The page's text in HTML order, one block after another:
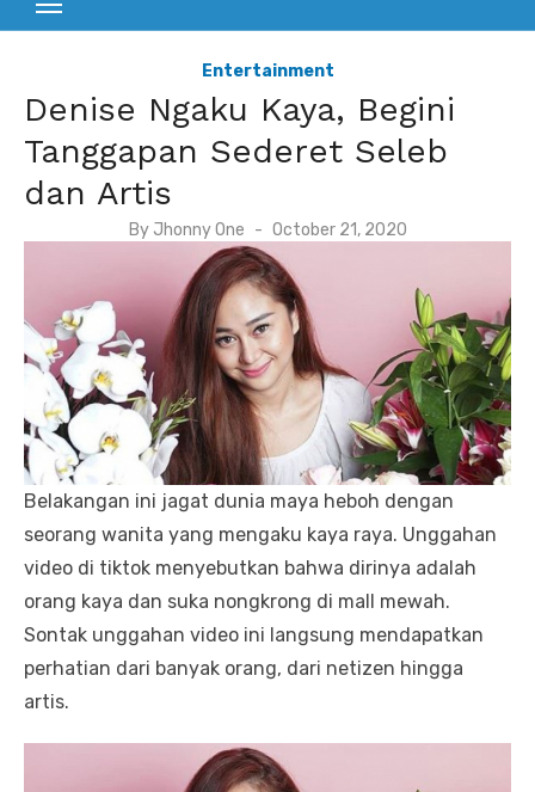
Entertainment
Denise Ngaku Kaya, Begini
Tanggapan Sederet Seleb
dan Artis
By Jhonny One
P
s
t
e
d
o
n
October 21, 2020
Belakangan ini jagat dunia maya heboh dengan
seorang wanita yang mengaku kaya raya. Unggahan
video di tiktok menyebutkan bahwa dirinya adalah
orang kaya dan suka nongkrong di mall mewah.
Sontak unggahan video ini langsung mendapatkan
perhatian dari banyak orang, dari netizen hingga
artis.